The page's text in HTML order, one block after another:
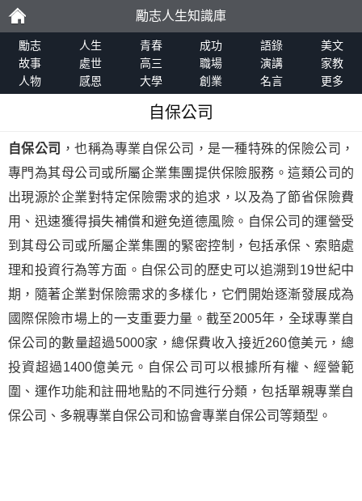
勵
志
勵志人生知識庫
勵志 人生 青春 成功 語錄
美文
故事
處世 高三 職場 演講
家教
人物
感恩 大學 創業 名言 更多
自保公司
自保公司 ，也稱為專業自保公司，是一種特殊的保險公司，
專門為其母公司或所屬企業集團提供保險服務。這類公司的
出現源於企業對特定保險需求的追求，以及為了節省保險費
用、迅速獲得損失補償和避免道德風險。自保公司的運營受
到其母公司或所屬企業集團的緊密控制，包括承保、索賠處
理和投資行為等方面。自保公司的歷史可以追溯到19世紀中
期，隨著企業對保險需求的多樣化，它們開始逐漸發展成為
國際保險市場上的一支重要力量。截至2005年，全球專業自
保公司的數量超過5000家，總保費收入接近260億美元，總
投資超過1400億美元。自保公司可以根據所有權、經營範
圍、運作功能和註冊地點的不同進行分類，包括單親專業自
保公司、多親專業自保公司和協會專業自保公司等類型。